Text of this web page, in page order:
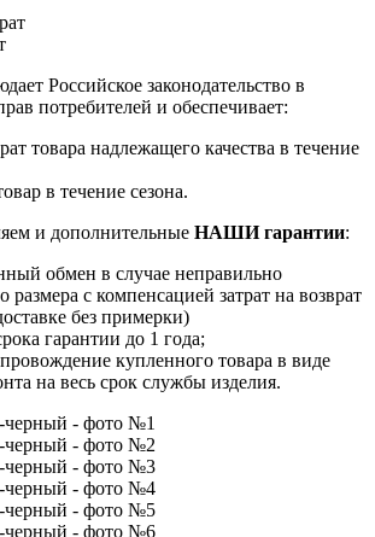
Российское законодательство в
потребителей и обеспечивает:
товара надлежащего качества в течение
в течение сезона.
и дополнительные НАШИ гарантии:
обмен в случае неправильно
размера с компенсацией затрат на возврат
без примерки)
гарантии до 1 года;
купленного товара в виде
на весь срок службы изделия.